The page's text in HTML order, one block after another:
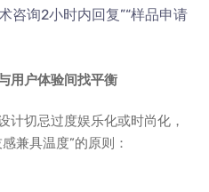
咨询2小时内回复”“样品申请
用户体验间找平衡
计切忌过度娱乐化或时尚化，
兼具温度”的原则：